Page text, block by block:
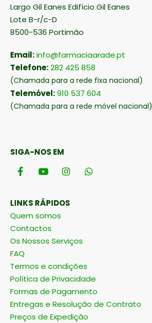
Largo Gil Eanes Edifício Gil Eanes
Lote B-r/c-D
8500-536 Portimão
Email:info@farmaciaarade.pt
Telefone:282 425 858
(Chamada para a rede fixa nacional)
Telemóvel:910 537 604
(Chamada para a rede móvel nacional)
SIGA-NOS EM
LINKS RÁPIDOS
Quem somos
Contactos
Os Nossos Serviços
FAQ
Termos e condições
Política de Privacidade
Formas de Pagamento
Entregas e Resolução de Contrato
Preços de Expedição